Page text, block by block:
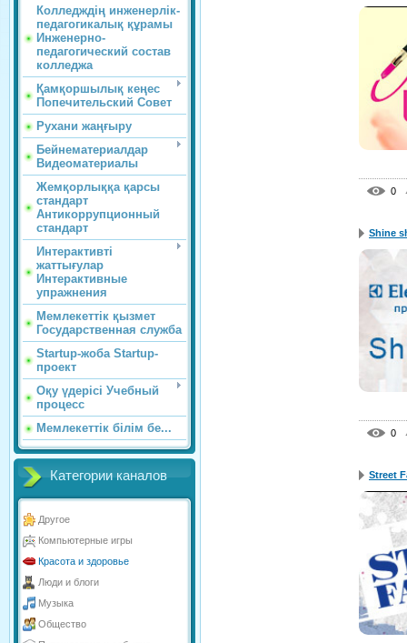
Колледждің инженерлік-
педагогикалық құрамы
Инженерно-
педагогический состав
колледжа
Қамқоршылық кеңес
Попечительский Совет
Рухани жаңғыру
Бейнематериалдар
Видеоматериалы
Жемқорлыққа қарсы
стандарт
Антикоррупционный
стандарт
Интерактивті
жаттығулар
Интерактивные
упражнения
Мемлекеттік қызмет
Государственная служба
Startup-жоба Startup-
проект
Оқу үдерісі Учебный
процесс
Мемлекеттік білім бе...
Категории каналов
Другое
Компьютерные игры
Красота и здоровье
Люди и блоги
Музыка
Общество
0
Shine
0
Street